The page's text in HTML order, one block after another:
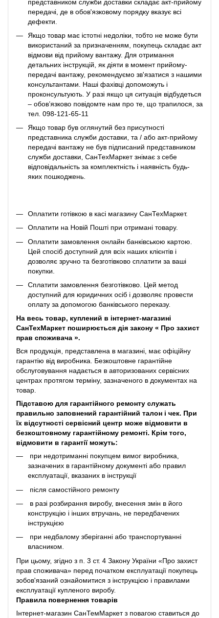
представником служби доставки складає акт-прийому
передачі, де в обов'язковому порядку вказує всі
дефекти.
Якщо товар має істотні недоліки, тобто не може бути
використаний за призначенням, покупець складає акт
відмови від прийому вантажу. Для отримання
детальних інструкцій, як діяти в момент прийому-
передачі вантажу, рекомендуємо зв'язатися з нашими
консультантами. Наші фахівці допоможуть і
проконсультують. У разі якщо ця ситуація відбудеться
– обов’язково повідомте нам про те, що трапилося, за
тел. 098-121-65-11
Якщо товар був оглянутий без присутності
представника служби доставки, та / або акт-прийому
передачі вантажу не був підписаний представником
служби доставки, СанТехМаркет знімає з себе
відповідальність за комплектність і наявність будь-
яких пошкоджень.
Оплатити готівкою в касі магазину СанТехМаркет.
Оплатити на Новій Пошті при отримані товару.
Оплатити замовлення онлайн банківською картою.
Цей спосіб доступний для всіх наших клієнтів і
дозволяє зручно та безготівково сплатити за ваші
покупки.
Сплатити замовлення безготівково. Цей метод
доступний для юридичних осіб і дозволяє провести
оплату за допомогою банківського переказу.
На весь товар, куплений в інтернет-магазині
СанТехМаркет поширюється дія закону « Про захист
прав споживача ».
Вся продукція, представлена ​​в магазині, має офіційну
гарантію від виробника. Безкоштовне гарантійне
обслуговування надається в авторизованих сервісних
центрах протягом терміну, зазначеного в документах на
товар.
Підставою для гарантійного ремонту служать
правильно заповнений гарантійний талон і чек. При
їх відсутності сервісний центр може відмовити в
безкоштовному гарантійному ремонті. Крім того,
відмовити в гарантії можуть:
при недотриманні покупцем вимог виробника,
зазначених в гарантійному документі або правил
експлуатації, вказаних в інструкції
після самостійного ремонту
в разі розбирання виробу, внесення змін в його
конструкцію і інших втручань, не передбачених
інструкцією
при недбалому зберіганні або транспортуванні
власником.
При цьому, згідно з п. 3 ст. 4 Закону України «Про захист
прав споживача» перед початком експлуатації покупець
зобов'язаний ознайомитися з інструкцією і правилами
експлуатації купленого виробу.
Правила повернення товарів
Інтернет-магазин СанТемМаркет з повагою ставиться до